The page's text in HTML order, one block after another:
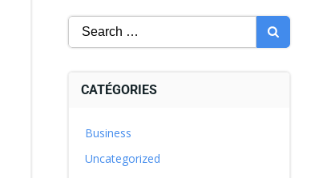
CATÉGORIES
Business
Uncategorized